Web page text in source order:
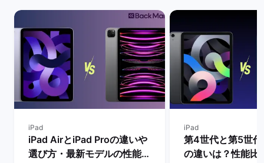
iPad
iPad AirとiPad Proの違いや
選び方・最新モデルの性能を
iPad
第4世代と第5世
の違いは？性能比